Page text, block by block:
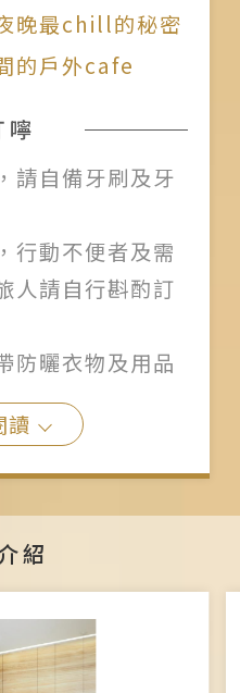
晚最chill的秘密
的戶外cafe
嚀
請自備牙刷及牙
行動不便者及需
人請自行斟酌訂
防曬衣物及用品
讀
紹